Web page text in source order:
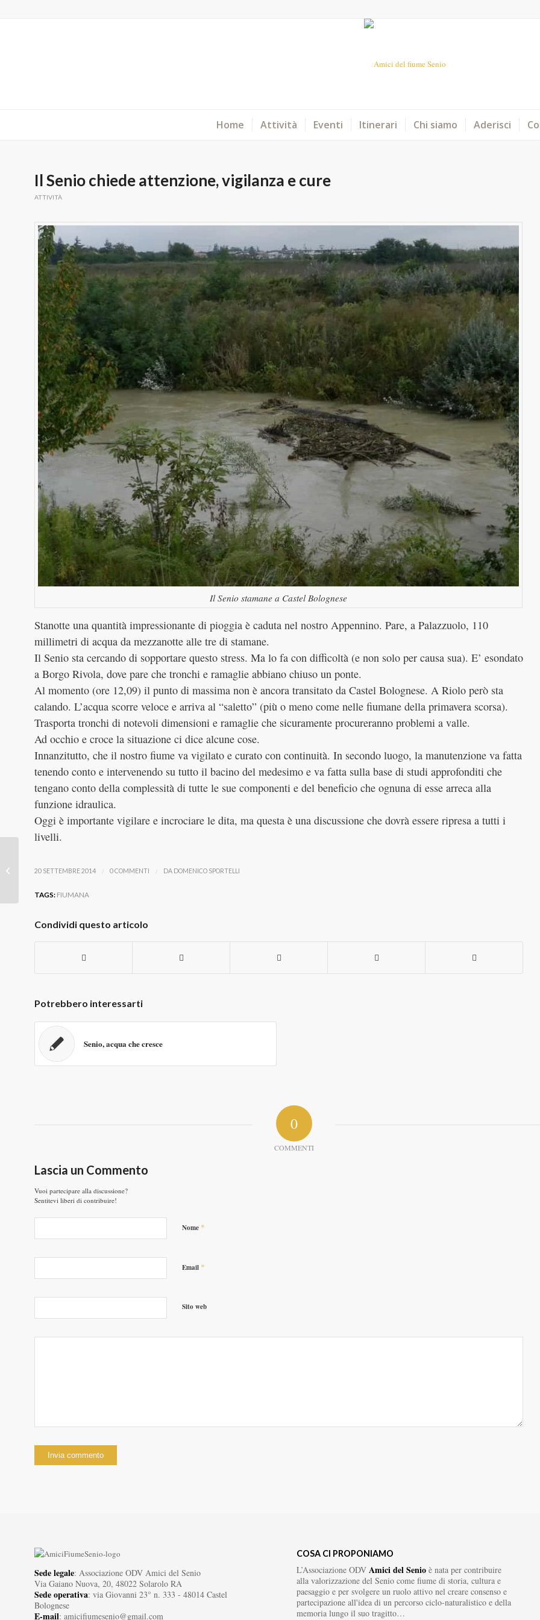
Home Attività Eventi Itinerari Chi siamo Aderisci
Il Senio chiede attenzione, vigilanza e cure
ATTIVITÀ
Il Senio stamane a Castel Bolognese
Stanotte una quantità impressionante di pioggia è caduta nel nostro Appennino. Pare, a Palazzuolo, 110
millimetri di acqua da mezzanotte alle tre di stamane.
Il Senio sta cercando di sopportare questo stress. Ma lo fa con difficoltà (e non solo per causa sua). E’ esondato
a Borgo Rivola, dove pare che tronchi e ramaglie abbiano chiuso un ponte.
Al momento (ore 12,09) il punto di massima non è ancora transitato da Castel Bolognese. A Riolo però sta
calando. L’acqua scorre veloce e arriva al “saletto” (più o meno come nelle fiumane della primavera scorsa).
Trasporta tronchi di notevoli dimensioni e ramaglie che sicuramente procureranno problemi a valle.
Ad occhio e croce la situazione ci dice alcune cose.
Innanzitutto, che il nostro fiume va vigilato e curato con continuità. In secondo luogo, la manutenzione va fatta
tenendo conto e intervenendo su tutto il bacino del medesimo e va fatta sulla base di studi approfonditi che
tengano conto della complessità di tutte le sue componenti e del beneficio che ognuna di esse arreca alla
funzione idraulica.
Oggi è importante vigilare e incrociare le dita, ma questa è una discussione che dovrà essere ripresa a tutti i
livelli.
20 SETTEMBRE 2014 / 0 COMMENTI / DA DOMENICO SPORTELLI
TAGS: FIUMANA
Condividi questo articolo
Potrebbero interessarti
Senio, acqua che cresce
0
COMMENTI
Lascia un Commento
Vuoi partecipare alla discussione?
Sentitevi liberi di contribuire!
Nome *
Email *
Sito web
Sede legale: Associazione ODV Amici del Senio
Via Gaiano Nuova, 20, 48022 Solarolo RA
Sede operativa: via Giovanni 23° n. 333 - 48014 Castel
Bolognese
E-mail: amicifiumesenio@gmail.com
COSA CI PROPONIAMO
L’Associazione ODV Amici del Senioè nata per contribuire
alla valorizzazione del Senio come fiume di storia, cultura e
paesaggio e per svolgere un ruolo attivo nel creare consenso e
partecipazione all'idea di un percorso ciclo-naturalistico e della
memoria lungo il suo tragitto…
fiume?